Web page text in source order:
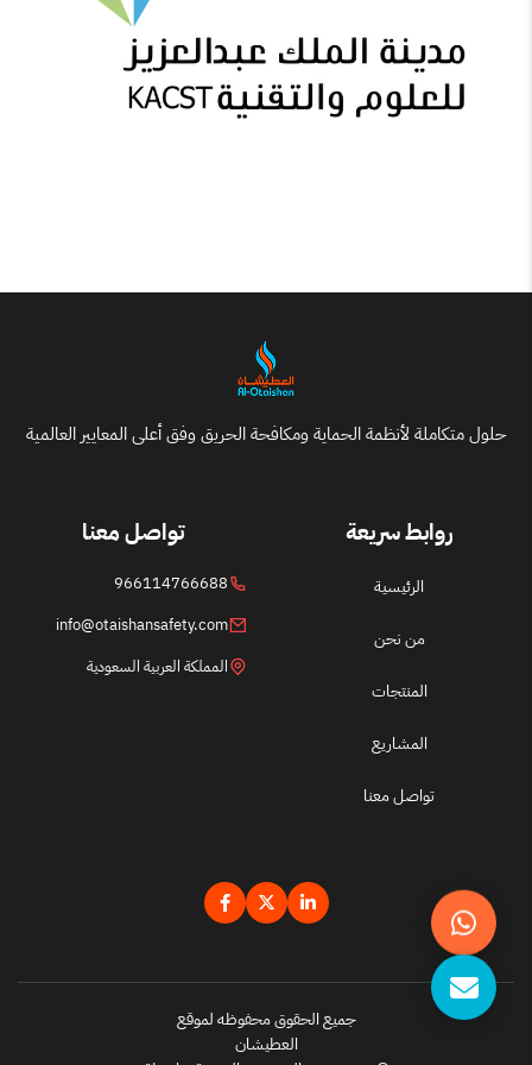
حلول متكاملة لأنظمة الحماية ومكافحة الحريق وفق أعلى المعايير العالمية
روابط سريعة
الرئيسية
من نحن
المنتجات
المشاريع
تواصل معنا
تواصل معنا
966114766688
info@otaishansafety.com
المملكة العربية السعودية
جميع الحقوق محفوظه لموقع
العطيشان